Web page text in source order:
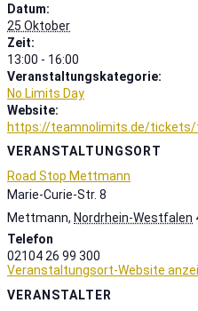
Datum:
25 Oktober
Zeit:
13:00 - 16:00
Veranstaltungskategorie:
No Limits Day
Website:
https://teamnolimits.de/
VERANSTALTUNGSORT
Road Stop Mettmann
Marie-Curie-Str. 8
Mettmann, Nordrhein-Westfalen
Telefon
02104 26 99 300
Veranstaltungsort-Website
VERANSTALTER